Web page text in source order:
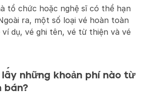
tổ chức hoặc nghệ sĩ có thể hạn
ra, một số loại vé hoàn toàn
dụ, vé ghi tên, vé từ thiện và vé
những khoản phí nào từ
bán?